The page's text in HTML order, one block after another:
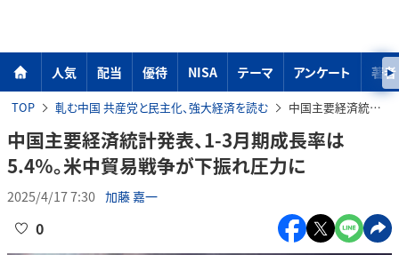
人気 配当 優待 NISA テーマ アンケート 著者
TOP 軋む中国 共産党と民主化、強大経済を読む 中国主要経済統計発表、1-3月期成長率は5.4％。米中貿易戦争が下振れ圧力に
中国主要経済統計発表、1-3月期成長率は
5.4％。米中貿易戦争が下振れ圧力に
2025/4/17 7:30 加藤 嘉一
0